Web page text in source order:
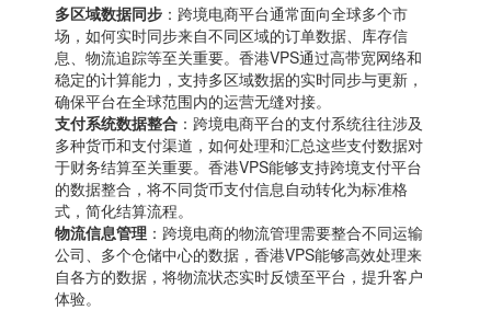
多区域数据同步 ：跨境电商平台通常面向全球多个市
场，如何实时同步来自不同区域的订单数据、库存信
息、物流追踪等至关重要。香港VPS通过高带宽网络和
稳定的计算能力，支持多区域数据的实时同步与更新，
确保平台在全球范围内的运营无缝对接。
支付系统数据整合 ：跨境电商平台的支付系统往往涉及
多种货币和支付渠道，如何处理和汇总这些支付数据对
于财务结算至关重要。 香港VPS能够支持跨境支付平台
的数据整合，将不同货币支付信息自动转化为标准格
式，简化结算流程。
物流信息管理 ：跨境电商的物流管理需要整合不同运输
公司、多个仓储中心的数据，香港VPS能够高效处理来
自各方的数据，将物流状态实时反馈至平台，提升客户
体验。